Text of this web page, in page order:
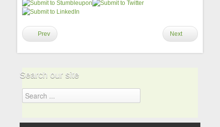
Prev Next
Search our site